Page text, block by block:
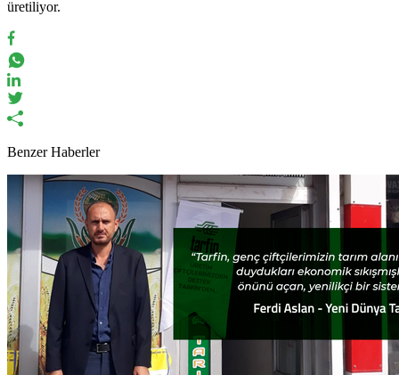
üretiliyor.
Benzer Haberler